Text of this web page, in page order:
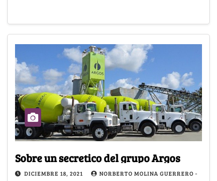
Sobre un secretico del grupo Argos
DICIEMBRE 18, 2021
NORBERTO MOLINA GUERRERO -